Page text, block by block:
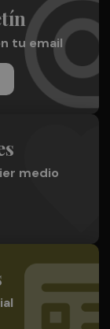
tu email
medio